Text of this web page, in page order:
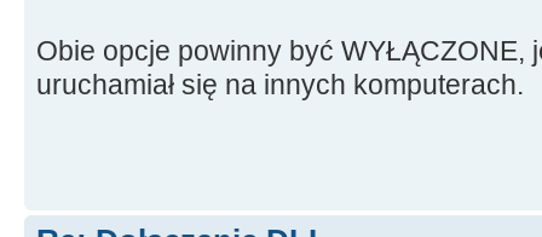
Obie opcje powinny być WYŁĄCZONE,
uruchamiał się na innych komputerach.